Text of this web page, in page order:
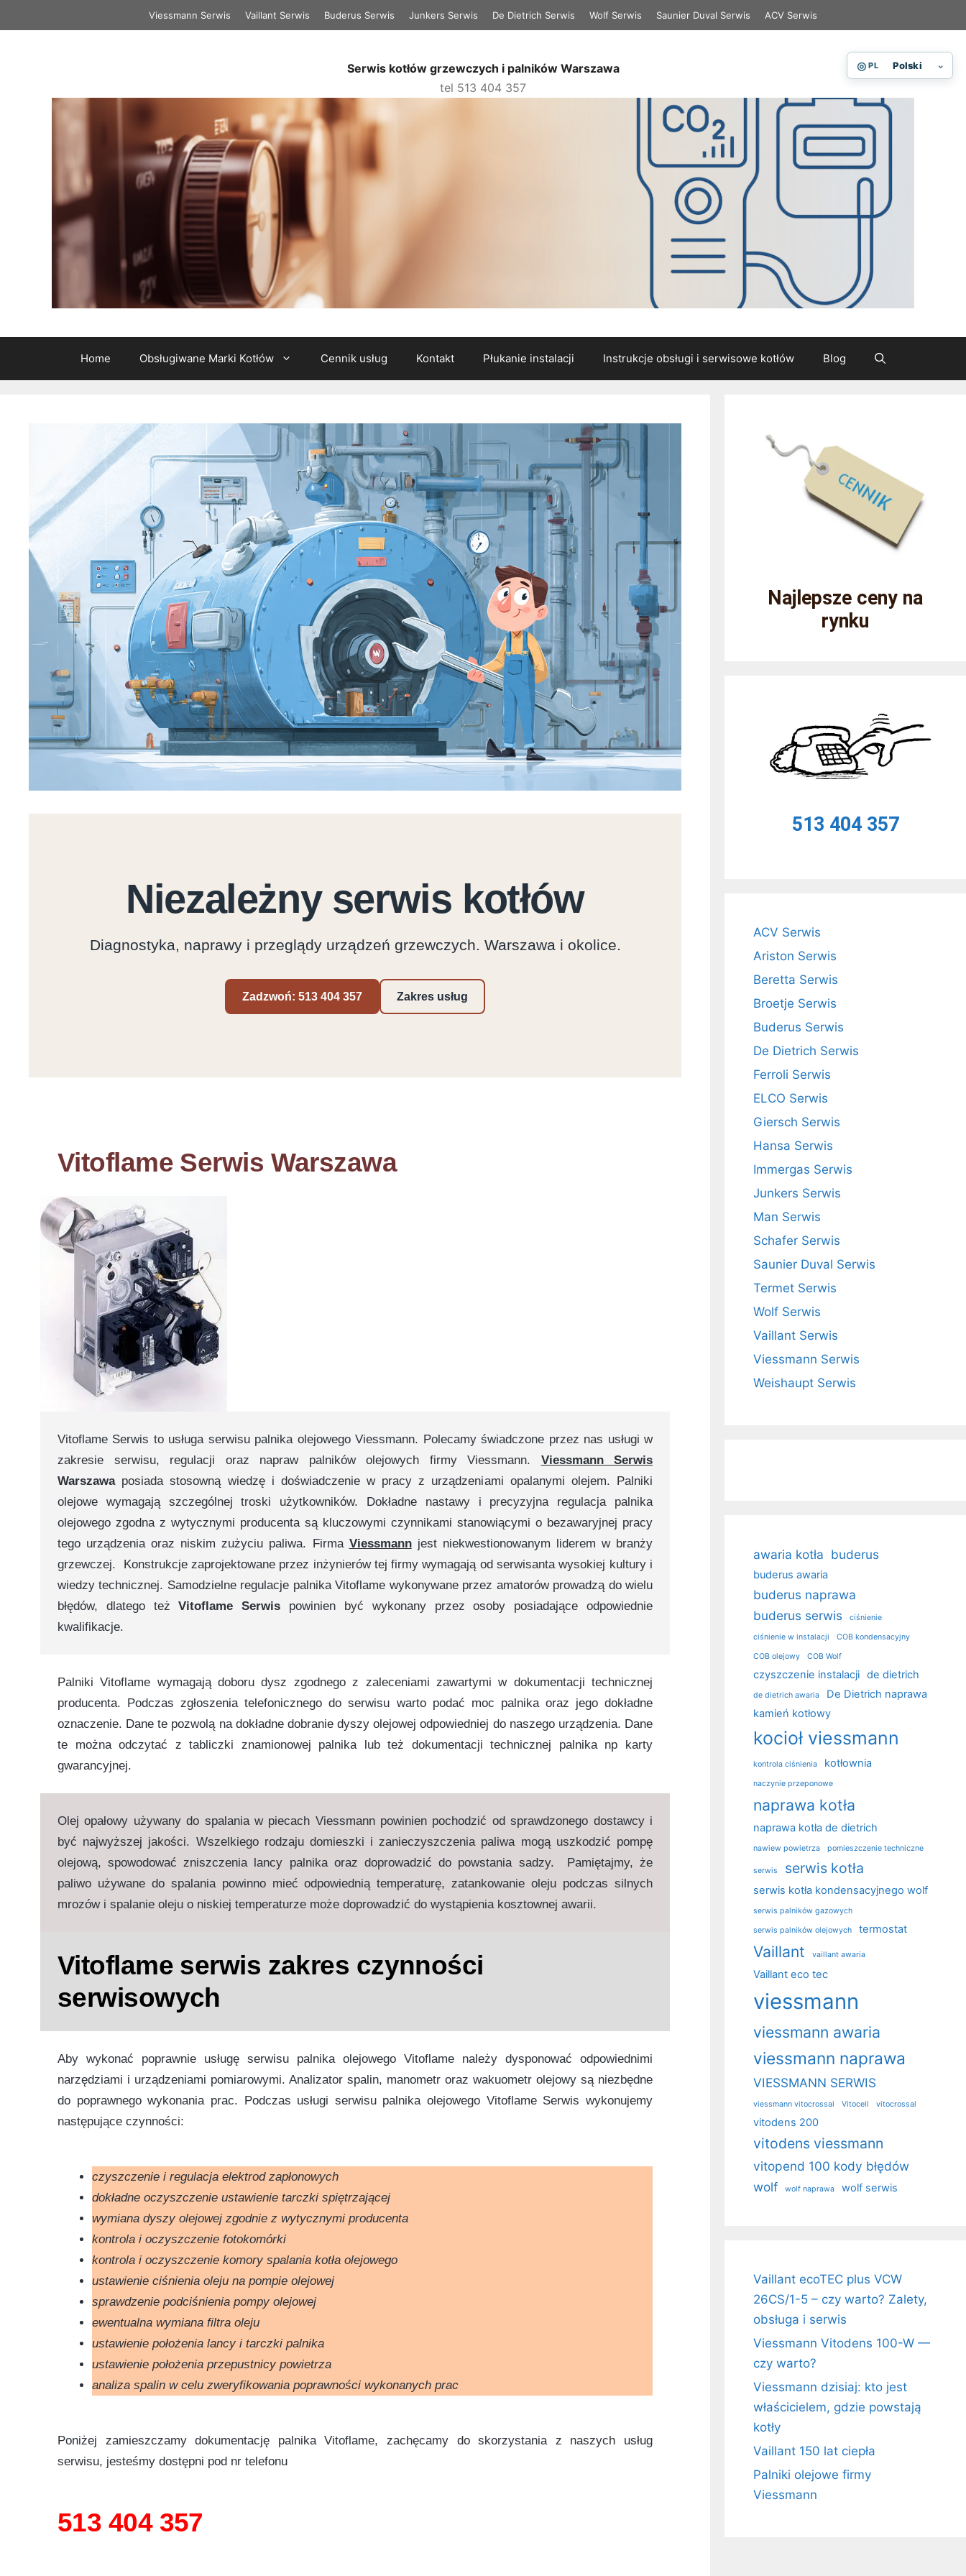
do
Viessmann Serwis Vaillant Serwis Buderus Serwis Junkers Serwis De Dietrich Serwis Wolf Serwis Saunier Duval Serwis ACV Serwis
Serwis kotłów grzewczych i palników Warszawa
tel 513 404 357
◎ PL Polski ⌄
Home Obsługiwane Marki Kotłów Cennik usług Kontakt Płukanie instalacji Instrukcje obsługi i serwisowe kotłów Blog
Niezależny serwis kotłów
Diagnostyka, naprawy i przeglądy urządzeń grzewczych. Warszawa i okolice.
Zadzwoń: 513 404 357 Zakres usług
Vitoflame Serwis Warszawa
Vitoflame Serwis to usługa serwisu palnika olejowego Viessmann. Polecamy świadczone przez nas usługi w
zakresie serwisu, regulacji oraz napraw palników olejowych firmy Viessmann. Viessmann Serwis
Warszawaposiada stosowną wiedzę i doświadczenie w pracy z urządzeniami opalanymi olejem. Palniki
olejowe wymagają szczególnej troski użytkowników. Dokładne nastawy i precyzyjna regulacja palnika
olejowego zgodna z wytycznymi producenta są kluczowymi czynnikami stanowiącymi o bezawaryjnej pracy
tego urządzenia oraz niskim zużyciu paliwa. Firma Viessmannjest niekwestionowanym liderem w branży
grzewczej. Konstrukcje zaprojektowane przez inżynierów tej firmy wymagają od serwisanta wysokiej kultury i
wiedzy technicznej. Samodzielne regulacje palnika Vitoflame wykonywane przez amatorów prowadzą do wielu
błędów, dlatego teżVitoflame Serwis powinien być wykonany przez osoby posiadające odpowiednie
kwalifikacje.
Palniki Vitoflame wymagają doboru dysz zgodnego z zaleceniami zawartymi w dokumentacji technicznej
producenta. Podczas zgłoszenia telefonicznego do serwisu warto podać moc palnika oraz jego dokładne
oznaczenie. Dane te pozwolą na dokładne dobranie dyszy olejowej odpowiedniej do naszego urządzenia. Dane
te można odczytać z tabliczki znamionowej palnika lub też dokumentacji technicznej palnika np karty
gwarancyjnej.
Olej opałowy używany do spalania w piecach Viessmann powinien pochodzić od sprawdzonego dostawcy i
być najwyższej jakości. Wszelkiego rodzaju domieszki i zanieczyszczenia paliwa mogą uszkodzić pompę
olejową, spowodować zniszczenia lancy palnika oraz doprowadzić do powstania sadzy. Pamiętajmy, że
paliwo używane do spalania powinno mieć odpowiednią temperaturę, zatankowanie oleju podczas silnych
mrozów i spalanie oleju o niskiej temperaturze może doprowadzić do wystąpienia kosztownej awarii.
Vitoflame serwis zakres czynności
serwisowych
Aby wykonać poprawnie usługę serwisu palnika olejowego Vitoflame należy dysponować odpowiednimi
narzędziami i urządzeniami pomiarowymi. Analizator spalin, manometr oraz wakuometr olejowy są niezbędne
do poprawnego wykonania prac. Podczas usługi serwisu palnika olejowego Vitoflame Serwis wykonujemy
następujące czynności:
czyszczenie i regulacja elektrod zapłonowych
dokładne oczyszczenie ustawienie tarczki spiętrzającej
wymiana dyszy olejowej zgodnie z wytycznymi producenta
kontrola i oczyszczenie fotokomórki
kontrola i oczyszczenie komory spalania kotła olejowego
ustawienie ciśnienia oleju na pompie olejowej
sprawdzenie podciśnienia pompy olejowej
ewentualna wymiana filtra oleju
ustawienie położenia lancy i tarczki palnika
ustawienie położenia przepustnicy powietrza
analiza spalin w celu zweryfikowania poprawności wykonanych prac
Poniżej zamieszczamy dokumentację palnika Vitoflame, zachęcamy do skorzystania z naszych usług
serwisu, jesteśmy dostępni pod nr telefonu
513 404 357
Najlepsze ceny na
rynku
513 404 357
ACV Serwis
Ariston Serwis
Beretta Serwis
Broetje Serwis
Buderus Serwis
De Dietrich Serwis
Ferroli Serwis
ELCO Serwis
Giersch Serwis
Hansa Serwis
Immergas Serwis
Junkers Serwis
Man Serwis
Schafer Serwis
Saunier Duval Serwis
Termet Serwis
Wolf Serwis
Vaillant Serwis
Viessmann Serwis
Weishaupt Serwis
awaria kotła buderus
buderus awaria
buderus naprawa
buderus serwis
ciśnienie
ciśnienie w instalacji COB kondensacyjny
COB olejowy COB Wolf
czyszczenie instalacji de dietrich
de dietrich awaria
De Dietrich naprawa
kamień kotłowy
kocioł viessmann
kontrola ciśnienia kotłownia
naczynie przeponowe
naprawa kotła
naprawa kotła de dietrich
nawiew powietrza pomieszczenie techniczne
serwis serwis kotła
serwis kotła kondensacyjnego wolf
serwis palników gazowych
serwis palników olejowych termostat
Vaillant vaillant awaria
Vaillant eco tec
viessmann
viessmann awaria
viessmann naprawa
VIESSMANN SERWIS
viessmann vitocrossal Vitocell vitocrossal
vitodens 200
vitodens viessmann
vitopend 100 kody błędów
wolf
wolf naprawa wolf serwis
Vaillant ecoTEC plus VCW
26CS/1-5 – czy warto? Zalety,
obsługa i serwis
Viessmann Vitodens 100-W —
czy warto?
Viessmann dzisiaj: kto jest
właścicielem, gdzie powstają
kotły
Vaillant 150 lat ciepła
Palniki olejowe firmy
Viessmann